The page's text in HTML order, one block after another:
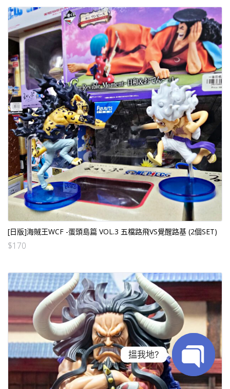
[日版]海賊王WCF -蛋頭島篇 VOL.3 五檔路飛VS覺醒路基 (2個SET)
$170
搵我地?
Open